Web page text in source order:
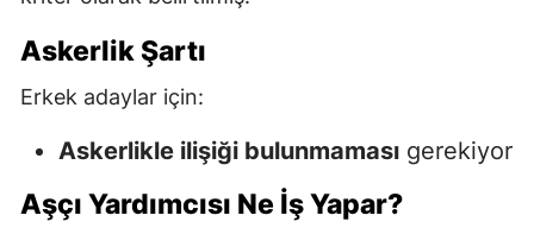
Askerlik Şartı
Erkek adaylar için:
Askerlikle ilişiği bulunmaması gerekiyor
Aşçı Yardımcısı Ne İş Yapar?